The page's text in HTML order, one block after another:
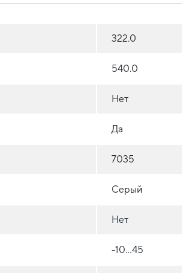
322.0
540.0
Нет
Да
7035
Серый
Нет
-10...45